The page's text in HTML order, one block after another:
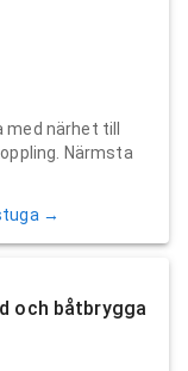
närhet till
Närmsta
→
och båtbrygga